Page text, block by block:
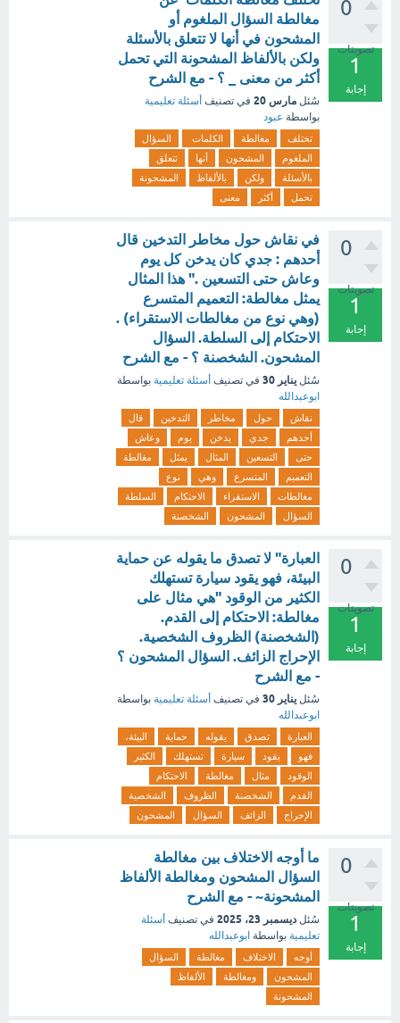
0
تصويتات
1
إجابة
مغالطة السؤال الملغوم أو
المشحون في أنها لا تتعلق بالأسئلة
ولكن بالألفاظ المشحونة التي تحمل
أكثر من معنى _ ؟ - مع الشرح
سُئل مارس 20 في تصنيف أسئلة تعليمية
بواسطة عبود
تختلف مغالطة الكلمات
السؤال
الملغوم
المشحون أنها
تتعلق
بالأسئلة
ولكن بالألفاظ
المشحونة
تحمل
أكثر معنى
0
تصويتات
1
إجابة
في نقاش حول مخاطر التدخين قال
أحدهم : جدي كان يدخن كل يوم
وعاش حتى التسعين ." هذا المثال
يمثل مغالطة: التعميم المتسرع
(وهي نوع من مغالطات الاستقراء) .
الاحتكام إلى السلطة. السؤال
المشحون. الشخصنة ؟ - مع الشرح
سُئل يناير 30 في تصنيف أسئلة تعليمية بواسطة
ابوعبدالله
نقاش حول مخاطر التدخين
قال
أحدهم
جدي يدخن يوم
وعاش
حتى
التسعين المثال يمثل
مغالطة
التعميم
المتسرع وهي
نوع
مغالطات
الاستقراء الاحتكام
السلطة
السؤال
المشحون الشخصنة
0
تصويتات
1
إجابة
العبارة" لا تصدق ما يقوله عن حماية
البيئة، فهو يقود سيارة تستهلك
الكثير من الوقود "هي مثال على
مغالطة: الاحتكام إلى القدم.
(الشخصنة) الظروف الشخصية.
الإحراج الزائف. السؤال المشحون ؟
- مع الشرح
سُئل يناير 30 في تصنيف أسئلة تعليمية بواسطة
ابوعبدالله
العبارة تصدق يقوله حماية
البيئة،
فهو
يقود سيارة تستهلك
الكثير
الوقود
مثال مغالطة
الاحتكام
القدم
الشخصنة الظروف
الشخصية
الإحراج
الزائف السؤال المشحون
0
تصويتات
1
إجابة
ما أوجه الاختلاف بين مغالطة
السؤال المشحون ومغالطة الألفاظ
المشحونة~ - مع الشرح
سُئل ديسمبر 23، 2025 في تصنيف أسئلة
تعليمية بواسطة ابوعبدالله
أوجه الاختلاف مغالطة
السؤال
المشحون
ومغالطة
الألفاظ
المشحونة